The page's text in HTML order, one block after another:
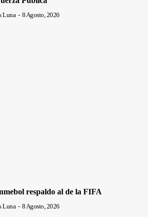
Luna - 8 Agosto, 2026
respaldo al de la FIFA
Luna - 8 Agosto, 2026